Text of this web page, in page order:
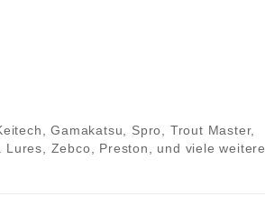
Gamakatsu, Spro, Trout Master,
Zebco, Preston, und viele weitere.